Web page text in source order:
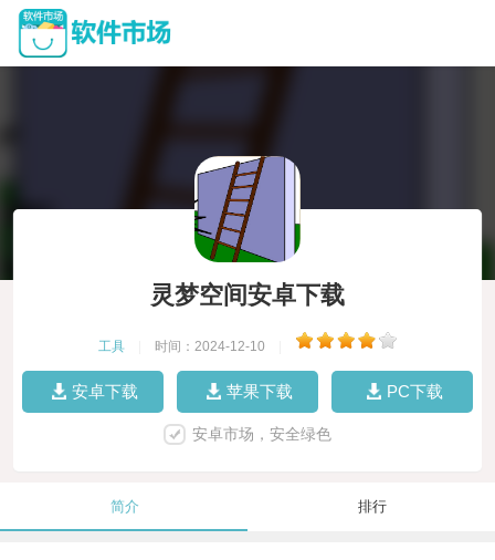
灵梦空间安卓下载
工具 时间：2024-12-10
安卓下载 苹果下载 PC下载
安卓市场，安全绿色
简介 排行